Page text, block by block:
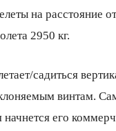
на расстояние
2950 кг.
садиться
винтам.
его